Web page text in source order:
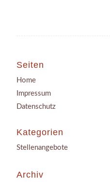
Seiten
Home
Impressum
Datenschutz
Kategorien
Stellenangebote
Archiv